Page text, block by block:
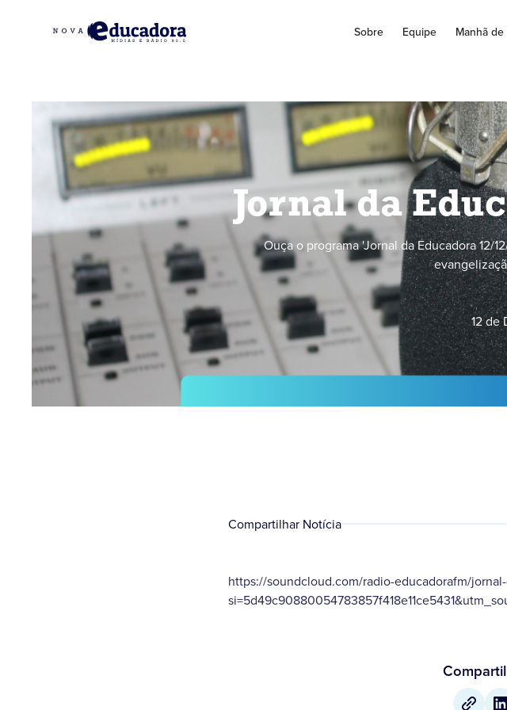
Sobre Equipe Manhã de
Jornal da
Ouça o programa 'Jornal da Educadora 12/
12 de
Compartilhar Notícia
https://soundcloud.com/radio-educadorafm/